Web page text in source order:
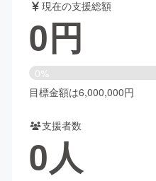
フォーマンス
ィー・ヘルスケア
現在の支援総額
0円
0%
目標金額は6,000,000円
支援者数
0人